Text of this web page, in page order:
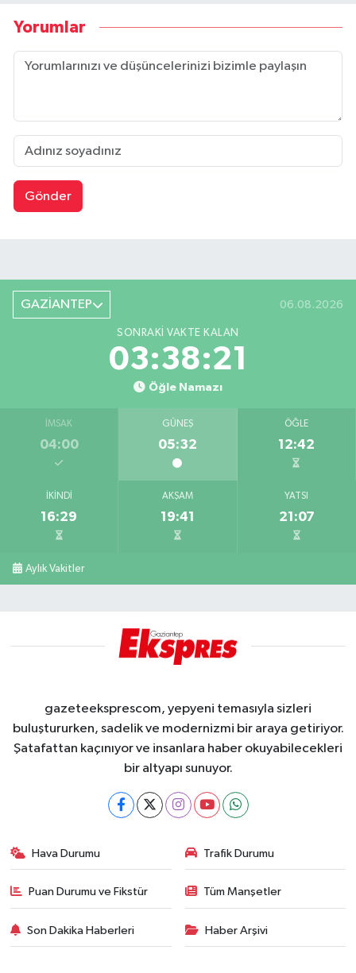
Yorumlar
Gönder
GAZİANTEP 06.08.2026
SONRAKI VAKTE KALAN
03:38:20
Öğle Namazı
İMSAK
04:00
GÜNEŞ
05:32
ÖĞLE
12:42
İKINDI
16:29
AKŞAM
19:41
YATSI
21:07
Aylık Vakitler
gazeteeksprescom, yepyeni temasıyla sizleri
buluştururken, sadelik ve modernizmi bir araya getiriyor.
Şatafattan kaçınıyor ve insanlara haber okuyabilecekleri
bir altyapı sunuyor.
Hava Durumu Trafik Durumu
Puan Durumu ve Fikstür Tüm Manşetler
Son Dakika Haberleri Haber Arşivi